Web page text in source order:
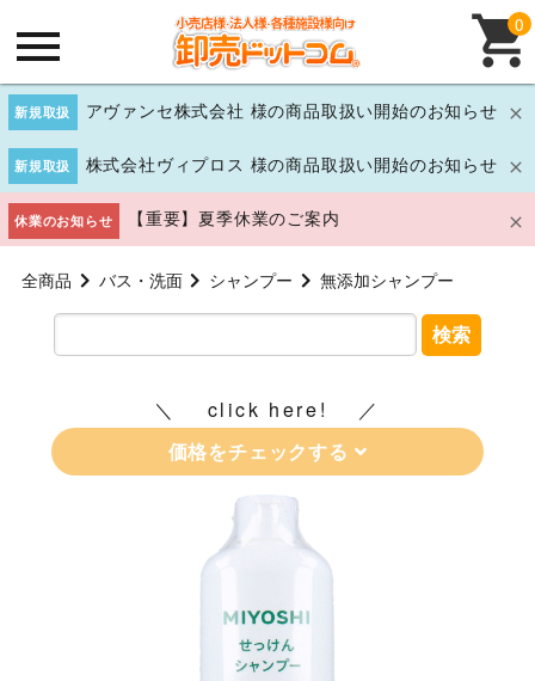
新規取扱 アヴァンセ株式会社 様の商品取扱い開始のお知らせ
新規取扱 株式会社ヴィプロス 様の商品取扱い開始のお知らせ
休業のお知らせ 【重要】夏季休業のご案内
0
全商品 バス・洗面 シャンプー 無添加シャンプー
検索
click here!
価格をチェックする